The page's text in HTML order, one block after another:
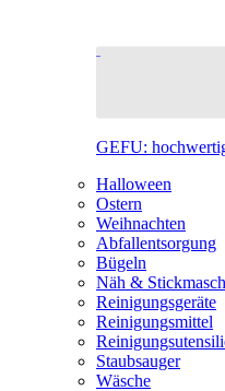
GEFU:
Halloween
Ostern
Weihnachten
Abfallentsorgung
Bügeln
Näh &
Reinigungsgeräte
Reinigungsmittel
Staubsauger
Wäsche